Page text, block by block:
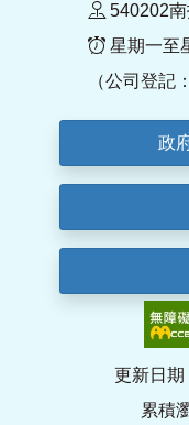
540202
星期一至
（公司登記
政
更新日期
累積